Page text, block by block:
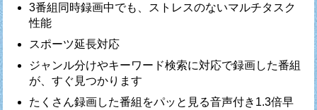
3番組同時録画中でも、ストレスのないマルチタスク
性能
スポーツ延長対応
ジャンル分けやキーワード検索に対応で録画した番組
が、すぐ見つかります
たくさん録画した番組をパッと見る音声付き1.3倍早